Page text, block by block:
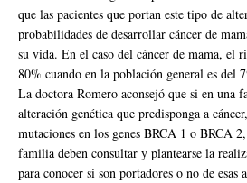
que las pacientes que portan este tipo de
probabilidades de desarrollar cáncer de
su vida. En el caso del cáncer de mama, el
80% cuando en la población general es del
La doctora Romero aconsejó que si en una
alteración genética que predisponga a
mutaciones en los genes BRCA 1 o BRCA
familia deben consultar y plantearse la
para conocer si son portadores o no de esas